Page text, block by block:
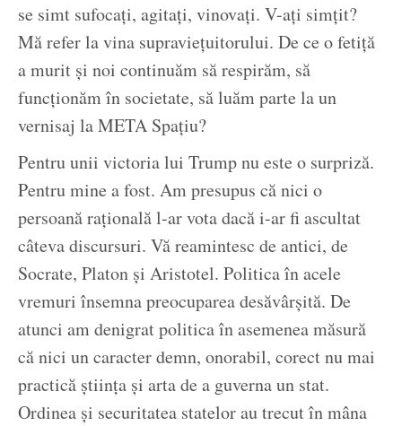
se simt sufocați, agitați, vinovați. V-ați simțit?
Mă refer la vina supraviețuitorului. De ce o fetiță
a murit și noi continuăm să respirăm, să
funcționăm în societate, să luăm parte la un
vernisaj la META Spațiu?
Pentru unii victoria lui Trump nu este o surpriză.
Pentru mine a fost. Am presupus că nici o
persoană rațională l-ar vota dacă i-ar fi ascultat
câteva discursuri. Vă reamintesc de antici, de
Socrate, Platon și Aristotel. Politica în acele
vremuri însemna preocuparea desăvârșită. De
atunci am denigrat politica în asemenea măsură
că nici un caracter demn, onorabil, corect nu mai
practică știința și arta de a guverna un stat.
Ordinea și securitatea statelor au trecut în mâna